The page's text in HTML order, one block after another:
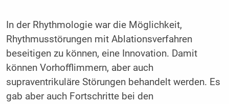
In der Rhythmologie war die Möglichkeit,
Rhythmusstörungen mit Ablationsverfahren
beseitigen zu können, eine Innovation. Damit
können Vorhofflimmern, aber auch
supraventrikuläre Störungen behandelt werden. Es
gab aber auch Fortschritte bei den